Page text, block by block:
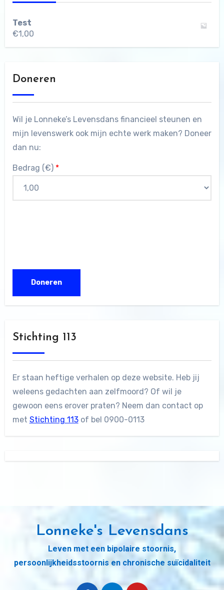
Test
€1,00
Doneren
Wil je Lonneke’s Levensdans financieel steunen en
mijn levenswerk ook mijn echte werk maken? Doneer
dan nu:
Bedrag (€) *
Stichting 113
Er staan heftige verhalen op deze website. Heb jij
weleens gedachten aan zelfmoord? Of wil je
gewoon eens erover praten? Neem dan contact op
met Stichting 113of bel 0900-0113
Lonneke's Levensdans
Leven met een bipolaire stoornis,
persoonlijkheidsstoornis en chronische suïcidaliteit